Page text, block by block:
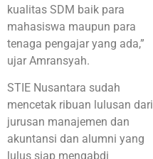
kualitas SDM baik para
mahasiswa maupun para
tenaga pengajar yang ada,”
ujar Amransyah.
STIE Nusantara sudah
mencetak ribuan lulusan dari
jurusan manajemen dan
akuntansi dan alumni yang
lulus siap mengabdi